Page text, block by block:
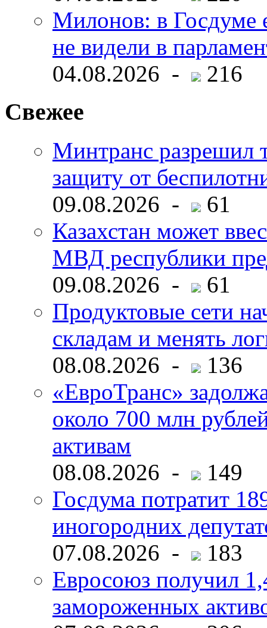
Милонов: в Госдуме
не видели в
04.08.2026 -
216
Свежее
Минтранс разрешил
защиту от
09.08.2026 -
61
Казахстан может
МВД республики
09.08.2026 -
61
Продуктовые сети
складам и менять
08.08.2026 -
136
«ЕвроТранс»
около 700 млн
активам
08.08.2026 -
149
Госдума потратит
иногородних
07.08.2026 -
183
Евросоюз получил
замороженных